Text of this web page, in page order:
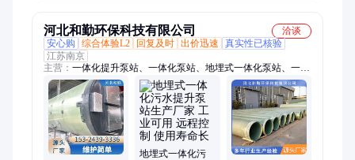
河北和勤环保科技有限公司
洽谈
安心购
综合体验L2 回复及时 出价迅速
真实性已核验
江苏南京
主营： 一体化提升泵站、一体化泵站、地埋式一体化泵站、一体
化雨污水提升泵站、一体化污水提升泵站、一体化泵站定制、市
政雨水排一体化泵站、厂区污水一体化泵站、玻璃钢一体化泵
站、一体化预制泵站、一体化雨水泵站、工业园区污水泵站、农
村一体化提升泵站、一体化泵站厂家直销、乡镇污水处理泵站、
农村灌溉一体化泵站
地埋式一体化污